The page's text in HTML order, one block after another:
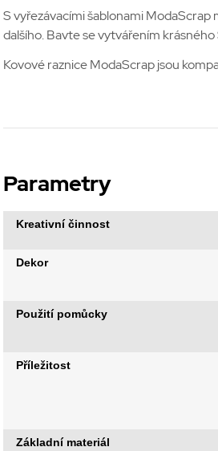
S vyřezávacími šablonami
dalšího. Bavte se vytvářením
Kovové raznice ModaScrap jsou
Parametry
Kreativní činnost
Dekor
Použití pomůcky
Příležitost
Základní materiál